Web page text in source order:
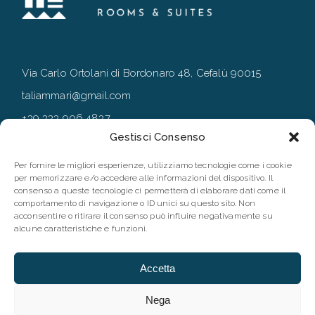
Gestisci Consenso
Per fornire le migliori esperienze, utilizziamo tecnologie come i cookie
per memorizzare e/o accedere alle informazioni del dispositivo. Il
consenso a queste tecnologie ci permetterà di elaborare dati come il
comportamento di navigazione o ID unici su questo sito. Non
acconsentire o ritirare il consenso può influire negativamente su
alcune caratteristiche e funzioni.
Accetta
Nega
Via Carlo Ortolani di Bordonaro 48, Cefalù 90015
taliammari@gmail.com
+39 333 906 4837
FOLLOW